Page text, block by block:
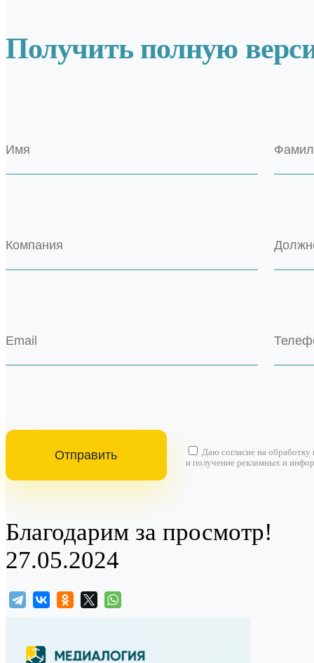
Получить полную
Даю согласие на обработку
и получение рекламных и
Благодарим за просмотр!
27.05.2024